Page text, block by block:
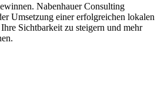
Nabenhauer Consulting
Umsetzung einer erfolgreichen lokalen
Sichtbarkeit zu steigern und mehr